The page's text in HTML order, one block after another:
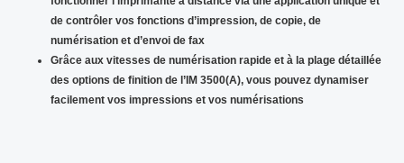
de contrôler vos fonctions d’impression, de copie, de
numérisation et d’envoi de fax
Grâce aux vitesses de numérisation rapide et à la plage détaillée
des options de finition de l’IM 3500(A), vous pouvez dynamiser
facilement vos impressions et vos numérisations